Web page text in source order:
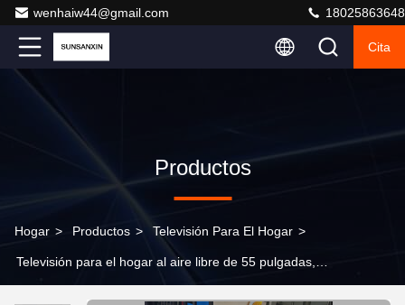
wenhaiw44@gmail.com 18025863648
Cita
Productos
Hogar > Productos > Televisión Para El Hogar >
Televisión para el hogar al aire libre de 55 pulgadas,